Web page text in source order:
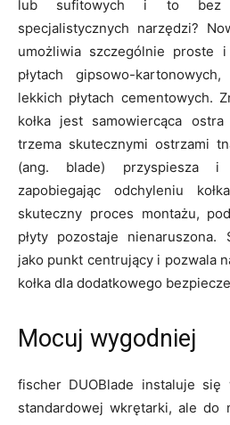
lub sufitowych i to bez
specjalistycznych narzędzi?
umożliwia szczególnie proste
płytach gipsowo-
lekkich płytach cementowych.
kołka jest samowiercąca
trzema skutecznymi ostrzami
(ang. blade) przyspiesza i
zapobiegając odchyleniu
skuteczny proces montażu,
płyty pozostaje nienaruszona.
jako punkt centrujący i pozwala
kołka dla dodatkowego
Mocuj wygodniej
fischer DUOBlade instaluje się
standardowej wkrętarki, ale do